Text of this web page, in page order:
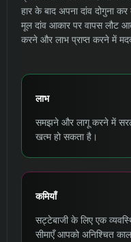
हार के बाद अपना दांव
मूल दांव आकार पर वापस लौट
करने और लाभ प्राप्त करने में
लाभ
समझने और लागू करने में
खत्म हो सकता है।
कमियाँ
सट्टेबाजी के लिए एक
सीमाएँ आपको अनिश्चित